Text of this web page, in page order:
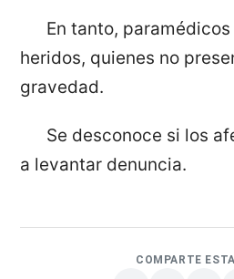
En tanto,
heridos, quienes no
gravedad.
Se desconoce si los
a levantar denuncia.
COMPARTE